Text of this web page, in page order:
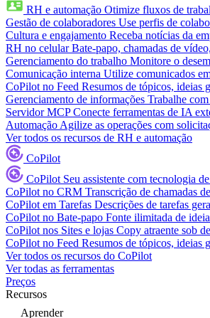
RH e automação Otimize fluxos de
Gestão de colaboradores Use perfis de
Cultura e engajamento Receba notícias da
RH no celular Bate-papo, chamadas de
Gerenciamento do trabalho Monitore o
Comunicação interna Utilize comunicados
CoPilot no Feed Resumos de tópicos, ideias
Gerenciamento de informações Trabalhe
Servidor MCP Conecte ferramentas de IA
Automação Agilize as operações com
Ver todos os recursos de RH e automação
CoPilot
CoPilot Seu assistente com tecnologia
CoPilot no CRM Transcrição de chamadas
CoPilot em Tarefas Descrições de tarefas
CoPilot no Bate-papo Fonte ilimitada de
CoPilot nos Sites e lojas Copy atraente sob
CoPilot no Feed Resumos de tópicos, ideias
Ver todos os recursos do CoPilot
Ver todas as ferramentas
Preços
Recursos
Aprender